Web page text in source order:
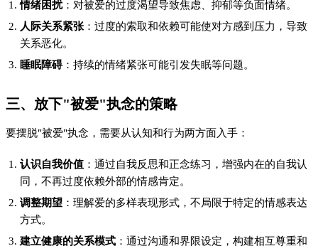
情绪困扰：对被爱的过度渴望导致焦虑、抑郁等负面情绪。
人际关系紧张 ：过度的索取和依赖可能使对方感到压力，导致
关系恶化。
睡眠障碍：持续的情绪紧张可能引发失眠等问题。
三、放下"被爱"执念的策略
要摆脱"被爱"执念，需要从认知和行为两方面入手：
认识自我价值 ：通过自我反思和正念练习，增强内在的自我认
同，不再过度依赖外部的情感肯定。
调整期望 ：理解爱的多样表现形式，不局限于特定的情感表达
方式。
建立健康的关系模式 ：通过沟通和界限设定，构建相互尊重和